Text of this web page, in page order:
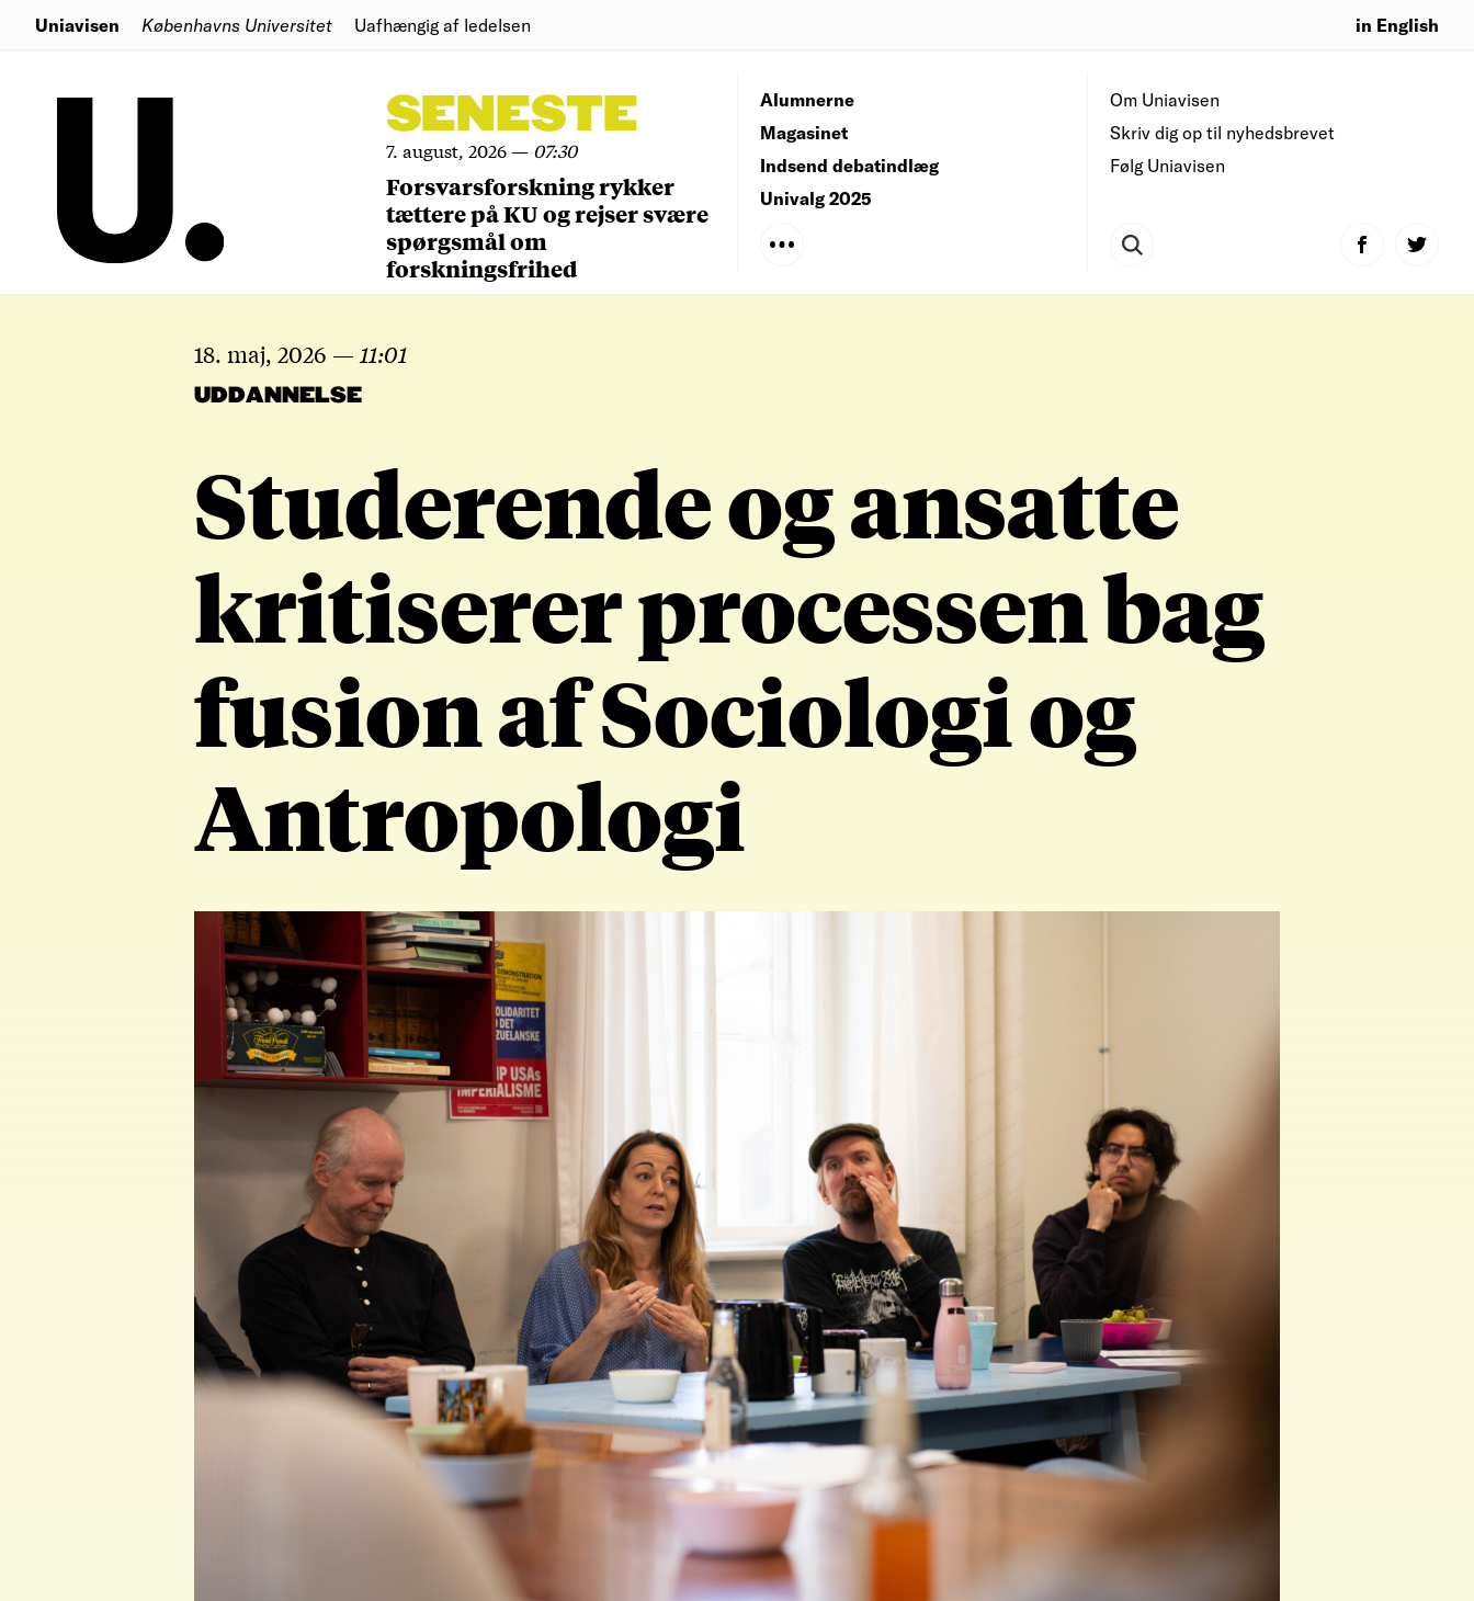
Uniavisen Københavns Universitet Uafhængig af ledelsen in English
SENESTE
7. august, 2026— 07:30
Forsvarsforskning rykker
tættere på KU og rejser svære
spørgsmål om
forskningsfrihed
Om Uniavisen
Skriv dig op til nyhedsbrevet
Følg Uniavisen
Alumnerne
Magasinet
Indsend debatindlæg
Univalg 2025
18. maj, 2026 — 11:01
UDDANNELSE
Studerende og ansatte
kritiserer processen bag
fusion af Sociologi og
Antropologi